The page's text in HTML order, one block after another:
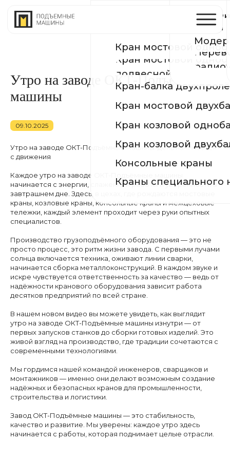
Кран мостовой двухбалочный
Краны специального назначения
Кран козловой двухбалочный
Кран-балка двухпролётная подвесная
Кран мостовой однобалочный
подвесной
Кран козловой однобалочный
Модернизация и
радиоуправлениеГеография
Утро на заводе ОКТ-Подъёмные
машины
09.10.2025
Утро на заводе ОКТ-Подъёмные машины: день начинается
с движения
Каждое утро на заводе ОКТ-Подъёмные машины
начинается с энергии, слаженной работы и уверенности в
завтрашнем дне. Здесь, в цехах, где рождаются мостовые
краны, козловые краны, консольные краны и межцеховые
тележки, каждый элемент проходит через руки опытных
специалистов.
Производство грузоподъёмного оборудования — это не
просто процесс, это ритм жизни завода. С первыми лучами
солнца включается техника, оживают линии сварки,
начинается сборка металлоконструкций. В каждом звуке и
искре чувствуется ответственность за качество — ведь от
надёжности кранового оборудования зависит работа
десятков предприятий по всей стране.
В нашем новом видео вы можете увидеть, как выглядит
утро на заводе ОКТ-Подъёмные машины изнутри — от
первых запусков станков до сборки готовых изделий. Это
живой взгляд на производство, где традиции сочетаются с
современными технологиями.
Мы гордимся нашей командой инженеров, сварщиков и
монтажников — именно они делают возможным создание
надёжных и безопасных кранов для промышленности,
строительства и логистики.
Завод ОКТ-Подъёмные машины — это стабильность,
качество и развитие. Мы уверены: каждое утро здесь
начинается с работы, которая поднимает целые отрасли.